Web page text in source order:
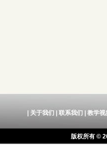
关于我们 联系我们 教学视
版权所有 ©